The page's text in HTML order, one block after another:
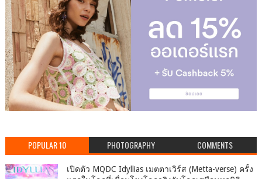
POPULAR 10 PHOTOGRAPHY COMMENTS
เปิดตัว MQDC Idyllias เมตตาเวิร์ส (Metta-verse) ครั้ง